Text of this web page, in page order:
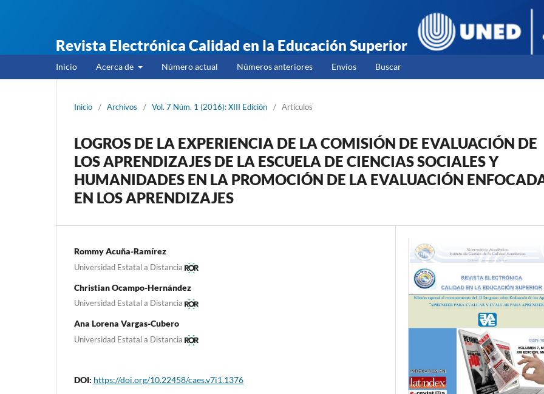
Revista Electrónica Calidad en la Educación Superior
Inicio Acerca de Número actual Números anteriores Envíos Buscar
Inicio / Archivos / Vol. 7 Núm. 1 (2016): XIII Edición / Artículos
LOGROS DE LA EXPERIENCIA DE LA COMISIÓN DE EVALUACIÓN DE
LOS APRENDIZAJES DE LA ESCUELA DE CIENCIAS SOCIALES Y
HUMANIDADES EN LA PROMOCIÓN DE LA EVALUACIÓN
EN LOS APRENDIZAJES
Rommy Acuña-Ramírez
Universidad Estatal a Distancia
Christian Ocampo-Hernández
Universidad Estatal a Distancia
Ana Lorena Vargas-Cubero
Universidad Estatal a Distancia
DOI: https://doi.org/10.22458/caes.v7i1.1376